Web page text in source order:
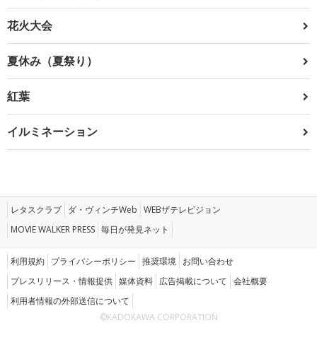
花火大会
夏休み（夏祭り）
紅葉
イルミネーション
レタスクラブ ダ・ヴィンチWeb WEBザテレビジョン
MOVIE WALKER PRESS 毎日が発見ネット
利用規約 プライバシーポリシー 推奨環境 お問い合わせ
プレスリリース・情報提供 媒体資料 広告掲載について 会社概要
利用者情報の外部送信について
©KADOKAWA CORPORATION